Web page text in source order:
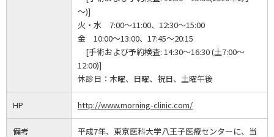
～)]
火・水 7:00～11:00、12:30～15:00
金 10:00～13:00、17:45～20:15
[手術および予約検査: 14:30～16:30 (土7:00～
12:00)]
休診日： 木曜、日曜、祝日、土曜午後
HP http://www.morning-clinic.com/
備考
平成7年、東京医科大学八王子医療センターに、当